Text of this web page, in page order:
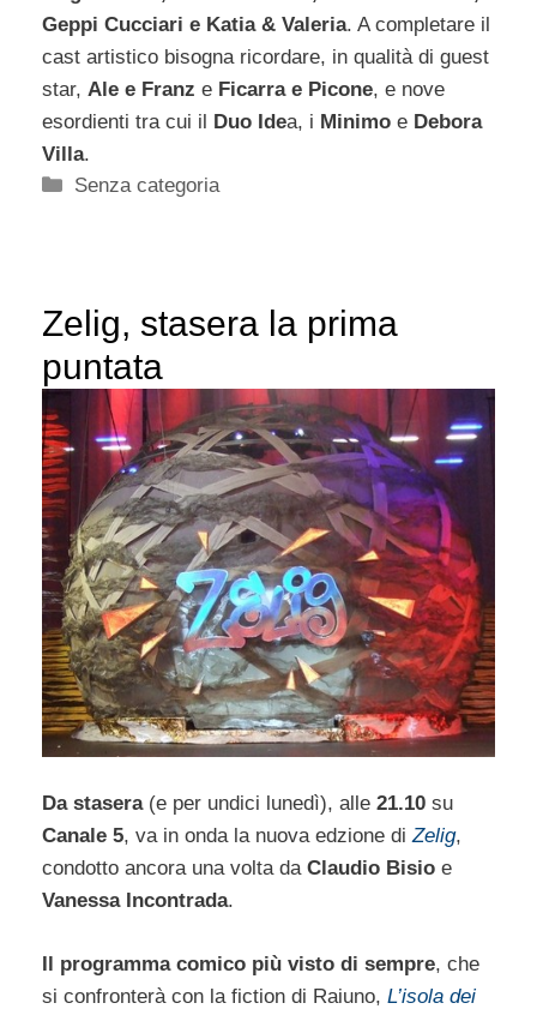
Geppi Cucciari e Katia & Valeria. A completare il
cast artistico bisogna ricordare, in qualità di guest
star, Ale e Franz e Ficarra e Picone, e nove
esordienti tra cui il Duo Idea, i Minimo e Debora
Villa.
Categorie
Senza categoria
Zelig, stasera la prima
puntata
Da stasera(e per undici lunedì), alle 21.10 su
Canale 5, va in onda la nuova edzione diZelig,
condotto ancora una volta da Claudio Bisio e
Vanessa Incontrada.
Il programma comico più visto di sempre, che
si confronterà con la fiction di Raiuno, L’isola dei